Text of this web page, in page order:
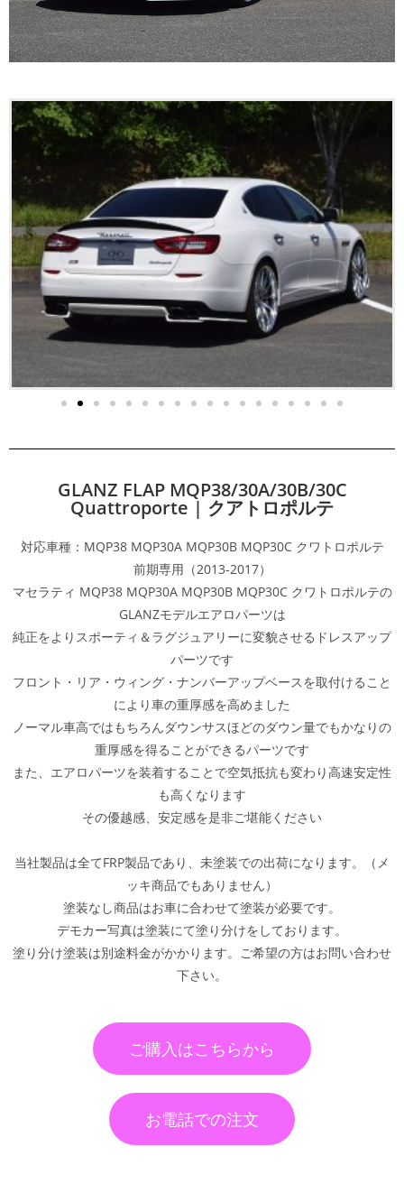
GLANZ FLAP MQP38/30A/30B/30C
Quattroporte | クアトロポルテ
対応車種：MQP38 MQP30A MQP30B MQP30C クワトロポルテ
前期専用（2013-2017）
マセラティ MQP38 MQP30A MQP30B MQP30C クワトロポルテの
GLANZモデルエアロパーツは
純正をよりスポーティ＆ラグジュアリーに変貌させるドレスアップ
パーツです
フロント・リア・ウィング・ナンバーアップベースを取付けること
により車の重厚感を高めました
ノーマル車高ではもちろんダウンサスほどのダウン量でもかなりの
重厚感を得ることができるパーツです
また、エアロパーツを装着することで空気抵抗も変わり高速安定性
も高くなります
その優越感、安定感を是非ご堪能ください
当社製品は全てFRP製品であり、未塗装での出荷になります。（メ
ッキ商品でもありません）
塗装なし商品はお車に合わせて塗装が必要です。
デモカー写真は塗装にて塗り分けをしております。
塗り分け塗装は別途料金がかかります。ご希望の方はお問い合わせ
下さい。
ご購入はこちらから
お電話での注文